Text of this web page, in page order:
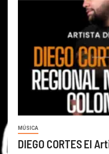
MÚSICA
DIEGO CORTES El